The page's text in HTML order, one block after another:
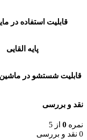
قابلیت استفاده در
پایه القایی
قابلیت شستشو در
نقد و بررسی
نمره 0 از 5
0 نقد و بررسی